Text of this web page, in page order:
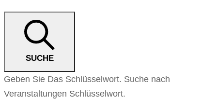
21
Oktober
2024
SUCHE
Geben Sie Das Schlüsselwort. Suche nach
Veranstaltungen Schlüsselwort.